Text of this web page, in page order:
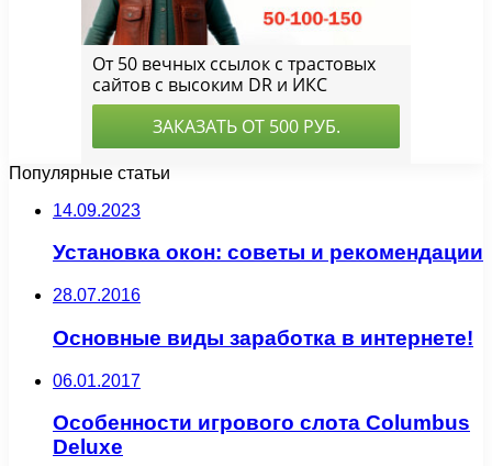
Популярные статьи
14.09.2023
Установка окон: советы и рекомендации
28.07.2016
Основные виды заработка в интернете!
06.01.2017
Особенности игрового слота Columbus
Deluxe